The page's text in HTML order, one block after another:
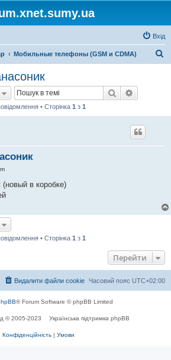
Вхід
Мобильные телефоны (GSM и CDMA)
Пошук
• Сторінка 1 з 1
в коробке)
• Сторінка 1 з 1
Перейти
Часовий пояс UTC+02:00
Видалити файли cookie
® Forum Software © phpBB Limited
© 2005-2023 Українська підтримка phpBB
Конфіденційність | Умови